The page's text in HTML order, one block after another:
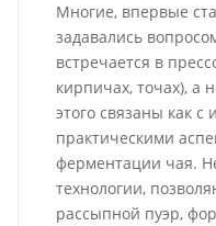
Многие, впервые
задавались
встречается в
кирпичах, точах), а
этого связаны как с
практическими
ферментации чая.
технологии,
рассыпной пуэр,